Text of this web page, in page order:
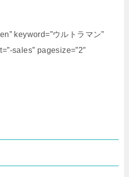
keyword=”ウルトラマン”
sales” pagesize=”2″